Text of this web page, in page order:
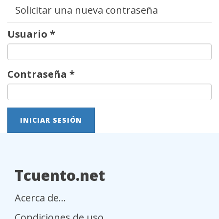
Solicitar una nueva contraseña
Usuario *
Contraseña *
INICIAR SESIÓN
Tcuento.net
Acerca de...